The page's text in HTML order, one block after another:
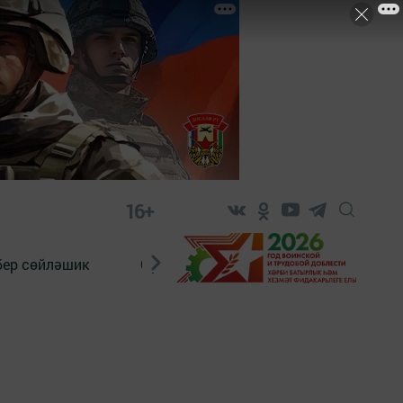
16+
сөйләшик Сүз тарихы Яшь хәбәрче